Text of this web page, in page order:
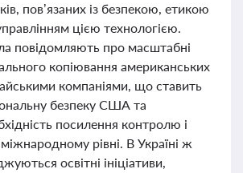
пов’язаних із безпекою, етикою
цією технологією.
повідомляють про масштабні
копіювання американських
компаніями, що ставить
безпеку США та
посилення контролю і
рівні. В Україні ж
освітні ініціативи,